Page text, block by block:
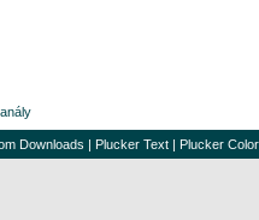
Downloads | Plucker Text | Plucker Color